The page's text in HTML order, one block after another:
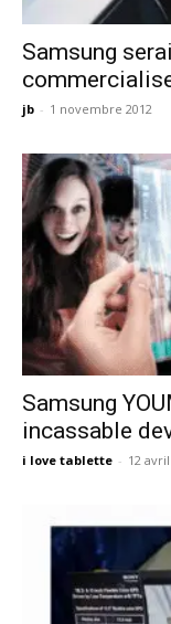
Samsung
jb - 1 novembre 2012
Samsung
incassable
i love tablette - 12